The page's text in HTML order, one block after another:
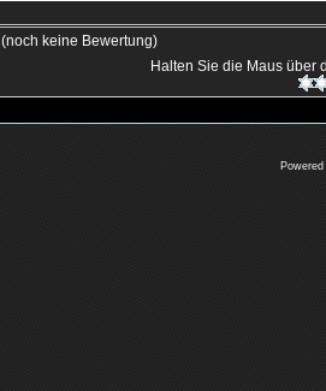
(noch keine Bewertung)
Halten Sie die Maus über